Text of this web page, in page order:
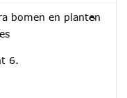
bomen en planten
6.